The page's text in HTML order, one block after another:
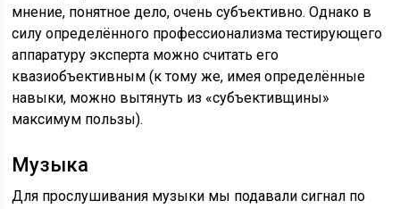
мнение, понятное дело, очень субъективно. Однако в
силу определённого профессионализма тестирующего
аппаратуру эксперта можно считать его
квазиобъективным (к тому же, имея определённые
навыки, можно вытянуть из «субъективщины»
максимум пользы).
Музыка
Для прослушивания музыки мы подавали сигнал по